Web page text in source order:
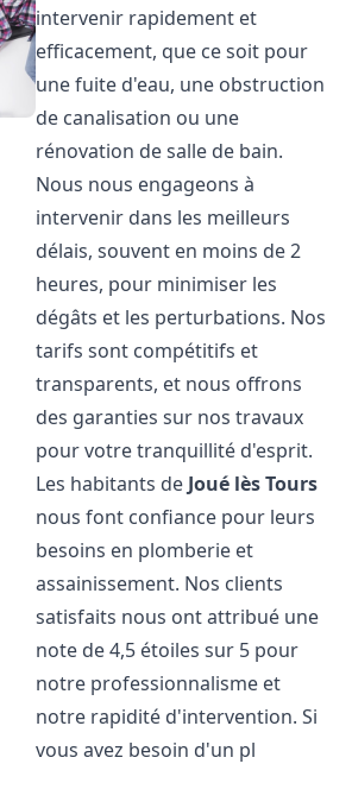
intervenir rapidement et
efficacement, que ce soit pour
une fuite d'eau, une obstruction
de canalisation ou une
rénovation de salle de bain.
Nous nous engageons à
intervenir dans les meilleurs
délais, souvent en moins de 2
heures, pour minimiser les
dégâts et les perturbations. Nos
tarifs sont compétitifs et
transparents, et nous offrons
des garanties sur nos travaux
pour votre tranquillité d'esprit.
Les habitants de Joué lès Tours
nous font confiance pour leurs
besoins en plomberie et
assainissement. Nos clients
satisfaits nous ont attribué une
note de 4,5 étoiles sur 5 pour
notre professionnalisme et
notre rapidité d'intervention. Si
vous avez besoin d'un pl